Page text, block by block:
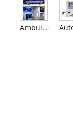
Ambulance Medical Gas Manifold